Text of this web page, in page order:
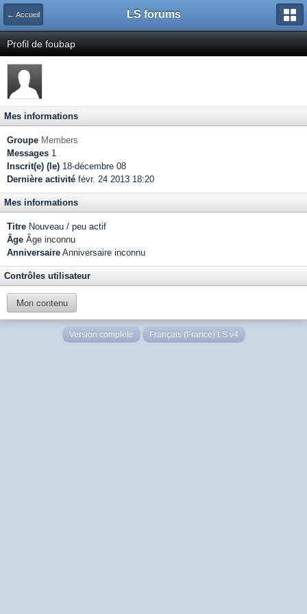
← Accueil LS forums
Profil de foubap
Mes informations
Groupe Members
Messages 1
Inscrit(e) (le) 18-décembre 08
Dernière activité févr. 24 2013 18:20
Mes informations
Titre Nouveau / peu actif
Âge Âge inconnu
Anniversaire Anniversaire inconnu
Contrôles utilisateur
Mon contenu
Version complète Français (France) LS v4